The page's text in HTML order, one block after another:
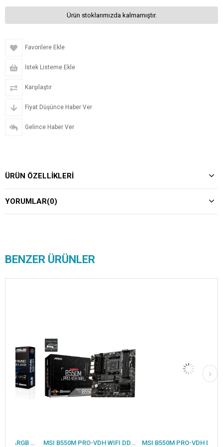
Ürün stoklarımızda kalmamıştır.
Favorilere Ekle
İstek Listeme Ekle
Karşılaştır
Fiyat Düşünce Haber Ver
Gelince Haber Ver
ÜRÜN ÖZELLIKLERI
YORUMLAR(0)
BENZER ÜRÜNLER
ASUS PRIME B550M-K ARGB DDR4 5100MHZ 1XHDMI 1XDP 2XM.2 USB 3.2 MATX AM4 (AMD AM4 5000/4000G/3000 SERİLERİ İLE UYUMLU) MSI B550M PRO-VDH WIFI DDR4 4400MHZ 1XVGA 1XHDMI 1XDP 2XM.2 USB 3.2 MATX AM4 (AMD 5000/4000G/3000 SERİLERİ İLE UYUMLU)